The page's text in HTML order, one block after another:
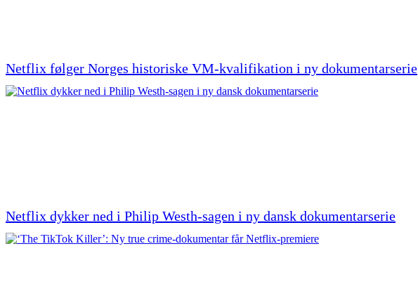
Netflix følger Norges historiske VM-kvalifikation i ny dokumentarserie
Netflix dykker ned i Philip Westh-sagen i ny dansk dokumentarserie